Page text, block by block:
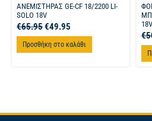
ΑΝΕΜΙΣΤΗΡΑΣ GE-CF 18/2200 LI-
SOLO 18V
€65.95€49.95
Προσθήκη στο καλάθι
18V
€